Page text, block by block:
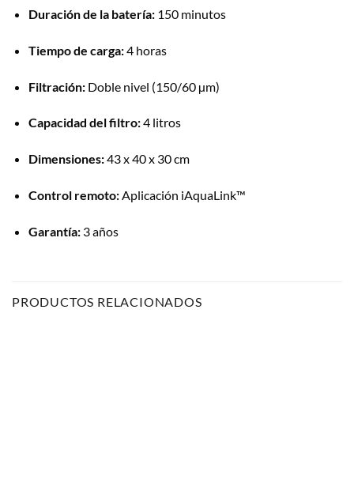
Duración de la batería: 150 minutos
Tiempo de carga:4 horas
Filtración: Doble nivel (150/60 µm)
Capacidad del filtro:4 litros
Dimensiones:43 x 40 x 30 cm
Control remoto:Aplicación iAquaLink™
Garantía: 3 años
PRODUCTOS RELACIONADOS